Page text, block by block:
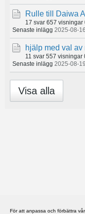
För att anpassa och förbättra
Rulle till Daiwa
17 svar 657 visningar
Senaste inlägg 2025-08-
hjälp med val
11 svar 557 visningar
Senaste inlägg 2025-08-
Visa alla